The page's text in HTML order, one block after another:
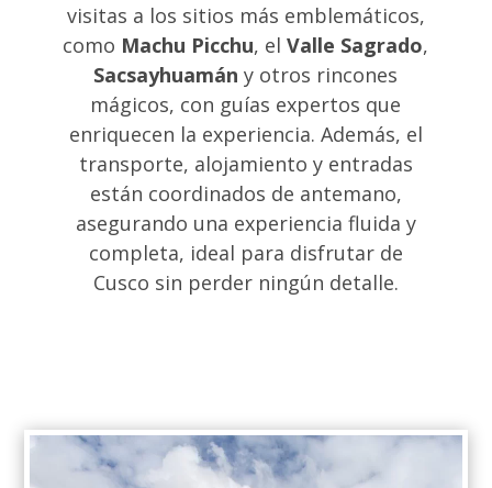
visitas a los sitios más emblemáticos,
como Machu Picchu, elValle Sagrado,
Sacsayhuamán y otros rincones
mágicos, con guías expertos que
enriquecen la experiencia. Además, el
transporte, alojamiento y entradas
están coordinados de antemano,
asegurando una experiencia fluida y
completa, ideal para disfrutar de
Cusco sin perder ningún detalle.